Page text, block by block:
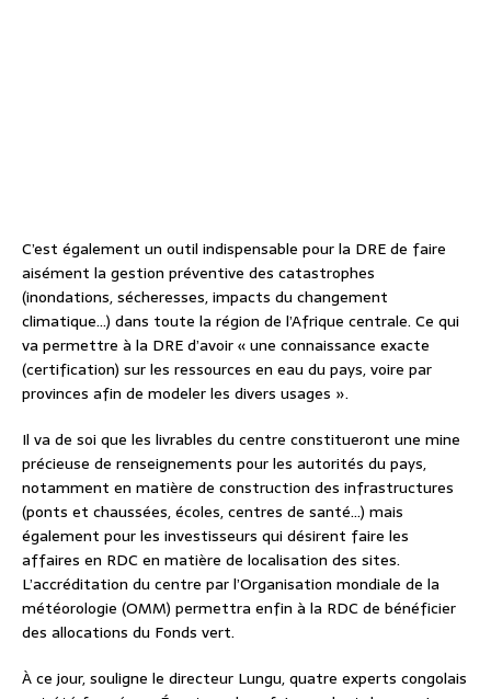
C’est également un outil indispensable pour la DRE de faire
aisément la gestion préventive des catastrophes
(inondations, sécheresses, impacts du changement
climatique…) dans toute la région de l’Afrique centrale. Ce qui
va permettre à la DRE d’avoir « une connaissance exacte
(certification) sur les ressources en eau du pays, voire par
provinces afin de modeler les divers usages ».
Il va de soi que les livrables du centre constitueront une mine
précieuse de renseignements pour les autorités du pays,
notamment en matière de construction des infrastructures
(ponts et chaussées, écoles, centres de santé…) mais
également pour les investisseurs qui désirent faire les
affaires en RDC en matière de localisation des sites.
L’accréditation du centre par l’Organisation mondiale de la
météorologie (OMM) permettra enfin à la RDC de bénéficier
des allocations du Fonds vert.
À ce jour, souligne le directeur Lungu, quatre experts congolais